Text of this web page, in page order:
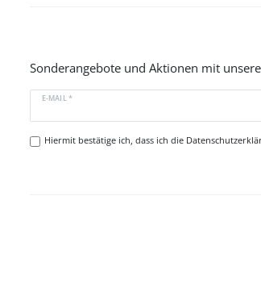
Sonderangebote und Aktionen mit
E-MAIL *
Hiermit bestätige ich, dass ich die